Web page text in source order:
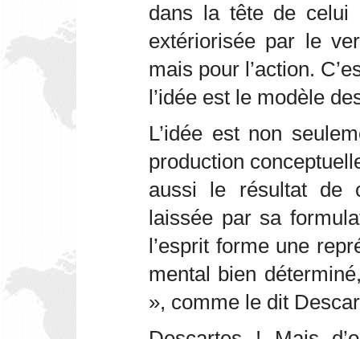
dans la tête de celui
extériorisée par le
mais pour l’action.
l’idée est le modèle
L’idée est non
production
aussi le résultat de
laissée par sa
l’esprit forme une
mental bien
», comme le dit